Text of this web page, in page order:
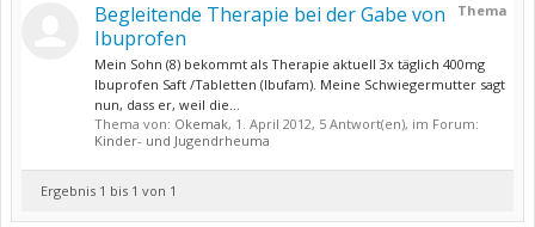
Thema
Begleitende Therapie bei der Gabe von
Ibuprofen
Mein Sohn (8) bekommt als Therapie aktuell 3x täglich 400mg
Ibuprofen Saft /Tabletten (Ibufam). Meine Schwiegermutter sagt
nun, dass er, weil die...
Thema von: Okemak, 1. April 2012, 5 Antwort(en), im Forum:
Kinder- und Jugendrheuma
Ergebnis 1 bis 1 von 1